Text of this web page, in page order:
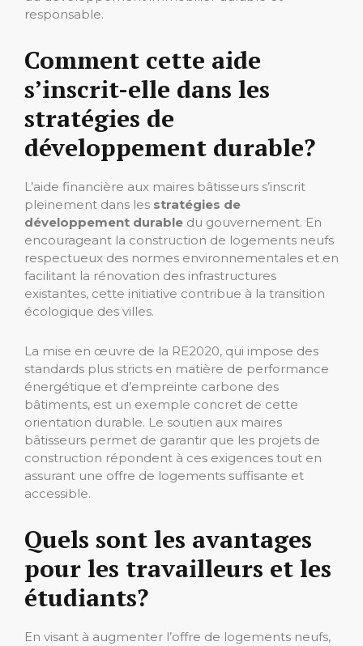
responsable.
Comment cette aide
s’inscrit-elle dans les
stratégies de
développement durable?
L’aide financière aux maires bâtisseurs s’inscrit
pleinement dans les stratégies de
développement durable du gouvernement. En
encourageant la construction de logements neufs
respectueux des normes environnementales et en
facilitant la rénovation des infrastructures
existantes, cette initiative contribue à la transition
écologique des villes.
La mise en œuvre de la RE2020, qui impose des
standards plus stricts en matière de performance
énergétique et d’empreinte carbone des
bâtiments, est un exemple concret de cette
orientation durable. Le soutien aux maires
bâtisseurs permet de garantir que les projets de
construction répondent à ces exigences tout en
assurant une offre de logements suffisante et
accessible.
Quels sont les avantages
pour les travailleurs et les
étudiants?
En visant à augmenter l’offre de logements neufs,